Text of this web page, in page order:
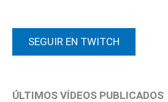
SEGUIR EN TWITCH
ÚLTIMOS VÍDEOS PUBLICADOS